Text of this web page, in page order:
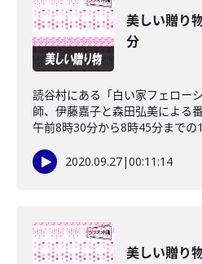
美しい贈り
分
読谷村にある「白い家フェロー
師、伊藤嘉子と森田弘美による
午前8時30分から8時45分までの
2020.09.27|00:11:14
美しい贈り